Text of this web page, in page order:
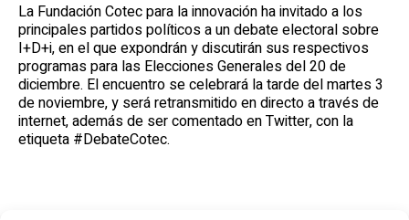
La Fundación Cotec para la innovación ha invitado a los
principales partidos políticos a un debate electoral sobre
I+D+i, en el que expondrán y discutirán sus respectivos
programas para las Elecciones Generales del 20 de
diciembre. El encuentro se celebrará la tarde del martes 3
de noviembre, y será retransmitido en directo a través de
internet, además de ser comentado en Twitter, con la
etiqueta #DebateCotec.